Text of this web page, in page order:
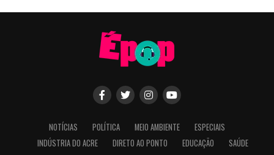
NOTÍCIAS POLÍTICA MEIO AMBIENTE
ESPECIAIS
INDÚSTRIA DO ACRE
DIRETO AO PONTO EDUCAÇÃO
SAÚDE